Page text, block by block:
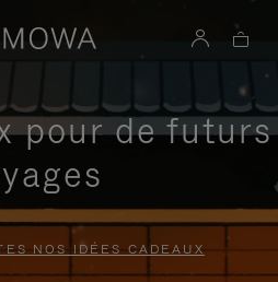
pour de futurs
NOS IDÉES CADEAUX